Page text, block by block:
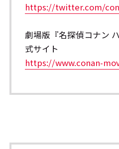
https://twitter.com/
劇場版『名探偵コナン
式サイト
https://www.conan-